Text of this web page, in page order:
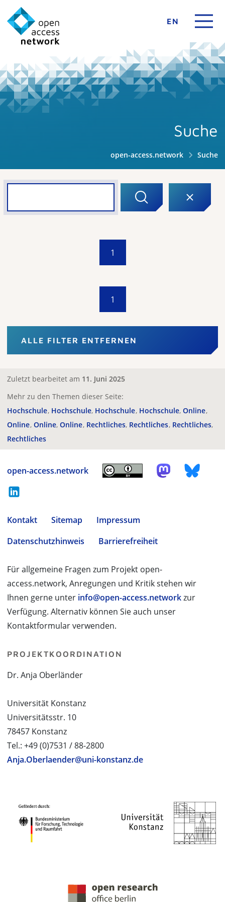
EN
Suche
open-access.network Suche
1
1
ALLE FILTER ENTFERNEN
Zuletzt bearbeitet am 11. Juni 2025
Mehr zu den Themen dieser Seite:
Hochschule Hochschule Hochschule Hochschule Online
Online Online Online Rechtliches Rechtliches Rechtliches
Rechtliches
open-access.network
Kontakt Sitemap
Impressum
Datenschutzhinweis
Barrierefreiheit
Für allgemeine Fragen zum Projekt open-
access.network, Anregungen und Kritik stehen wir
Ihnen gerne unter info@open-access.networkzur
Verfügung. Alternativ können Sie auch unser
Kontaktformular verwenden.
PROJEKTKOORDINATION
Dr. Anja Oberländer
Universität Konstanz
Universitätsstr. 10
78457 Konstanz
Tel.: +49 (0)7531 / 88-2800
Anja.Oberlaender@uni-konstanz.de